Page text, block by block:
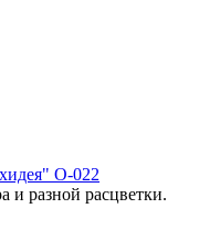
О-022
и разной расцветки.